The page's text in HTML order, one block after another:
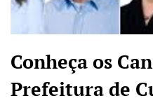
Conheça os
Prefeitura de